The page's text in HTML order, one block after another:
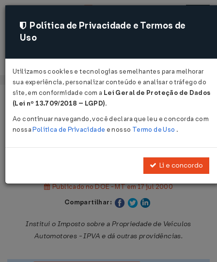
Acessar
Página Inicial
Legislações
Lei Nº 7301 DE 17/07/2000
Publicado no DOE - MT em 17 jul 2000
Compartilhar:
Institui o Imposto sobre a Propriedade de Veículos
Automotores - IPVA e dá outras providências.
Política de Privacidade e Termos de
Uso
Utilizamos cookies e tecnologias semelhantes para melhorar
sua experiência, personalizar conteúdo e analisar o tráfego do
site, em conformidade com a Lei Geral de Proteção de Dados
(Lei nº 13.709/2018 – LGPD).
Ao continuar navegando, você declara que leu e concorda com
nossaPolítica de Privacidade e nosso Termo de Uso .
Li e concordo